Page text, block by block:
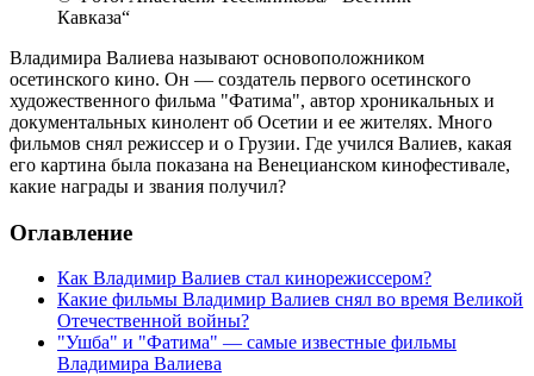
Кавказа“
Владимира Валиева называют основоположником
осетинского кино. Он — создатель первого осетинского
художественного фильма "Фатима", автор хроникальных и
документальных кинолент об Осетии и ее жителях. Много
фильмов снял режиссер и о Грузии. Где учился Валиев, какая
его картина была показана на Венецианском кинофестивале,
какие награды и звания получил?
Оглавление
Как Владимир Валиев стал кинорежиссером?
Какие фильмы Владимир Валиев снял во время Великой
Отечественной войны?
"Ушба" и "Фатима" — самые известные фильмы
Владимира Валиева